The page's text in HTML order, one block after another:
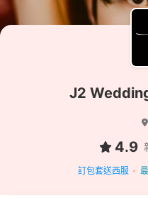
J2
4.9
訂包套送西服